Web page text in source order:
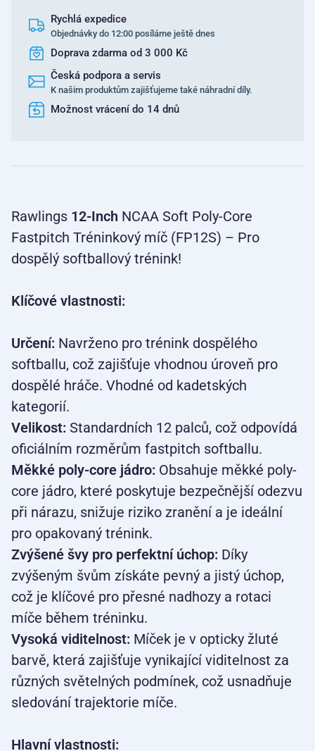
Rychlá expedice
Objednávky do 12:00 posíláme ještě dnes
Doprava zdarma od 3 000 Kč
Česká podpora a servis
K našim produktům zajišťujeme také náhradní díly.
Možnost vrácení do 14 dnů
Rawlings 12-Inch NCAA Soft Poly-Core
Fastpitch Tréninkový míč (FP12S) – Pro
dospělý softballový trénink!
Klíčové vlastnosti:
Určení: Navrženo pro trénink dospělého
softballu, což zajišťuje vhodnou úroveň pro
dospělé hráče. Vhodné od kadetských
kategorií.
Velikost: Standardních 12 palců, což odpovídá
oficiálním rozměrům fastpitch softballu.
Měkké poly-core jádro: Obsahuje měkké poly-
core jádro, které poskytuje bezpečnější odezvu
při nárazu, snižuje riziko zranění a je ideální
pro opakovaný trénink.
Zvýšené švy pro perfektní úchop: Díky
zvýšeným švům získáte pevný a jistý úchop,
což je klíčové pro přesné nadhozy a rotaci
míče během tréninku.
Vysoká viditelnost: Míček je v opticky žluté
barvě, která zajišťuje vynikající viditelnost za
různých světelných podmínek, což usnadňuje
sledování trajektorie míče.
Hlavní vlastnosti: